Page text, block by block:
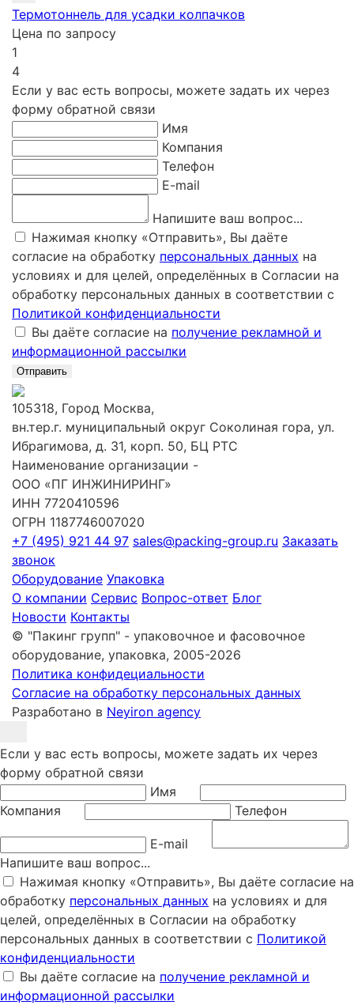
Термотоннель для усадки колпачков
Цена по запросу
1
4
Если у вас есть вопросы, можете задать их через
форму обратной связи
Имя
Компания
Телефон
E-mail
Напишите ваш вопрос...
Нажимая кнопку «Отправить», Вы даёте
согласие на обработку персональных данных на
условиях и для целей, определённых в Согласии на
обработку персональных данных в соответствии с
Политикой конфиденциальности
Вы даёте согласие на получение рекламной и
информационной рассылки
Отправить
105318, Город Москва,
вн.тер.г. муниципальный округ Соколиная гора, ул.
Ибрагимова, д. 31, корп. 50, БЦ РТС
Наименование организации -
ООО «ПГ ИНЖИНИРИНГ»
ИНН 7720410596
ОГРН 1187746007020
+7 (495) 921 44 97 sales@packing-group.ru Заказать
звонок
Оборудование Упаковка
О компании Сервис Вопрос-ответ Блог
Новости Контакты
© "Пакинг групп" - упаковочное и фасовочное
оборудование, упаковка, 2005-2026
Политика конфидециальности
Согласие на обработку персональных данных
Разработано в Neyiron agency
Если у вас есть вопросы, можете задать их через
форму обратной связи
Имя
Компания
Телефон
E-mail
Напишите ваш вопрос...
Нажимая кнопку «Отправить», Вы даёте согласие на
обработку персональных данных на условиях и для
целей, определённых в Согласии на обработку
персональных данных в соответствии с Политикой
конфиденциальности
Вы даёте согласие на получение рекламной и
информационной рассылки